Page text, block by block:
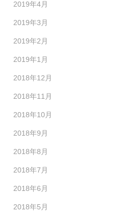
2019年4月
2019年3月
2019年2月
2019年1月
2018年12月
2018年11月
2018年10月
2018年9月
2018年8月
2018年7月
2018年6月
2018年5月